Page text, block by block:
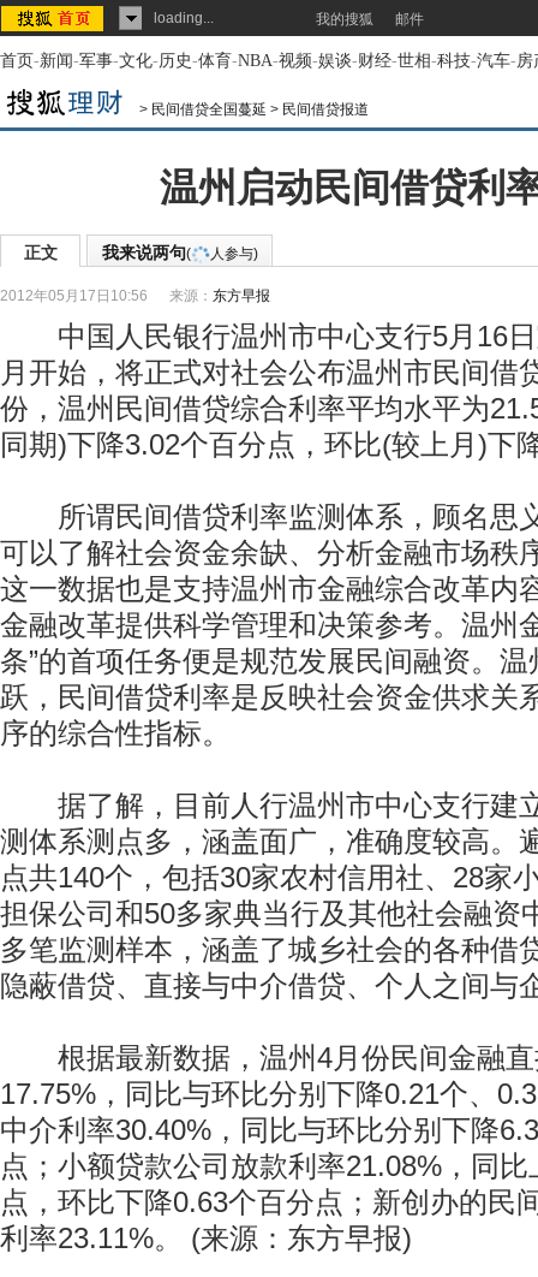
loading... 我的搜狐 邮件
首页-新闻-军事-文化-历史-体育-NBA-视频-娱谈-财经-世相-科技-汽车-房
> 民间借贷全国蔓延 > 民间借贷报道
温州启动民间借贷利
正文 我来说两句( 人参与)
2012年05月17日10:56 来源： 东方早报
中国人民银行温州市中心支行5月16日
月开始，将正式对社会公布温州市民间借
份，温州民间借贷综合利率平均水平为
同期)下降3.02个百分点，环比(较上月)下
所谓民间借贷利率监测体系，顾名思
可以了解社会资金余缺、分析金融市场秩
这一数据也是支持温州市金融综合改革内
金融改革提供科学管理和决策参考。温州
条”的首项任务便是规范发展民间融资。
跃，民间借贷利率是反映社会资金供求关
序的综合性指标。
据了解，目前人行温州市中心支行建
测体系测点多，涵盖面广，准确度较高。
点共140个，包括30家农村信用社、28家
担保公司和50多家典当行及其他社会融资
多笔监测样本，涵盖了城乡社会的各种借
隐蔽借贷、直接与中介借贷、个人之间与
根据最新数据，温州4月份民间金融直
17.75%，同比与环比分别下降0.21个、
中介利率30.40%，同比与环比分别下降
点；小额贷款公司放款利率21.08%，同
点，环比下降0.63个百分点；新创办的民
利率23.11%。 (来源：东方早报)